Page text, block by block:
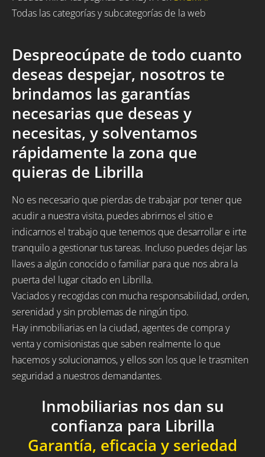
Todas las categorías y subcategorías de la web
Despreocúpate de todo cuanto
deseas despejar, nosotros te
brindamos las garantías
necesarias que deseas y
necesitas, y solventamos
rápidamente la zona que
quieras de Librilla
No es necesario que pierdas de trabajar por tener que
acudir a nuestra visita, puedes abrirnos el sitio e
indicarnos el trabajo que tenemos que desarrollar e irte
tranquilo a gestionar tus tareas. Incluso puedes dejar las
llaves a algún conocido o familiar para que nos abra la
puerta del lugar citado en Librilla.
Vaciados y recogidas con mucha responsabilidad, orden,
serenidad y sin problemas de ningún tipo.
Hay inmobiliarias en la ciudad, agentes de compra y
venta y comisionistas que saben realmente lo que
hacemos y solucionamos, y ellos son los que le trasmiten
seguridad a nuestros demandantes.
Inmobiliarias nos dan su
confianza para Librilla
Garantía, eficacia y seriedad